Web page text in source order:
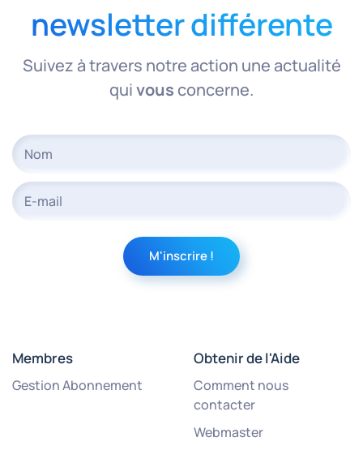
newsletter différente
Suivez à travers notre action une actualité
quivousconcerne.
Membres
Gestion Abonnement
Obtenir de l'Aide
Comment nous
contacter
Webmaster